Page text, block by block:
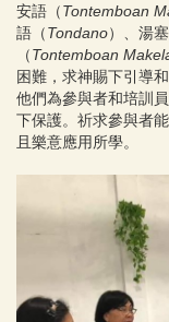
安語（Tontemboan
語（Tondano）、湯
（Tontemboan
困難，求神賜下引導
他們為參與者和培訓
下保護。祈求參與者
且樂意應用所學。